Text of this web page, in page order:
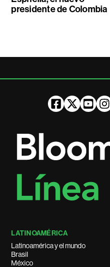
presidente de Colombia
LATINOAMÉRICA
Latinoamérica y el mundo
Brasil
México